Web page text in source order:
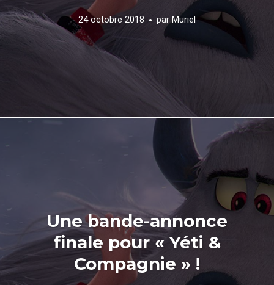
24 octobre 2018 par Muriel
Une bande-annonce
finale pour « Yéti &
Compagnie » !